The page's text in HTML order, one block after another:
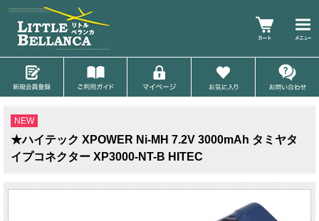
NEW
★ハイテック XPOWER Ni-MH 7.2V 3000mAh タミヤタ
イプコネクター XP3000-NT-B HITEC